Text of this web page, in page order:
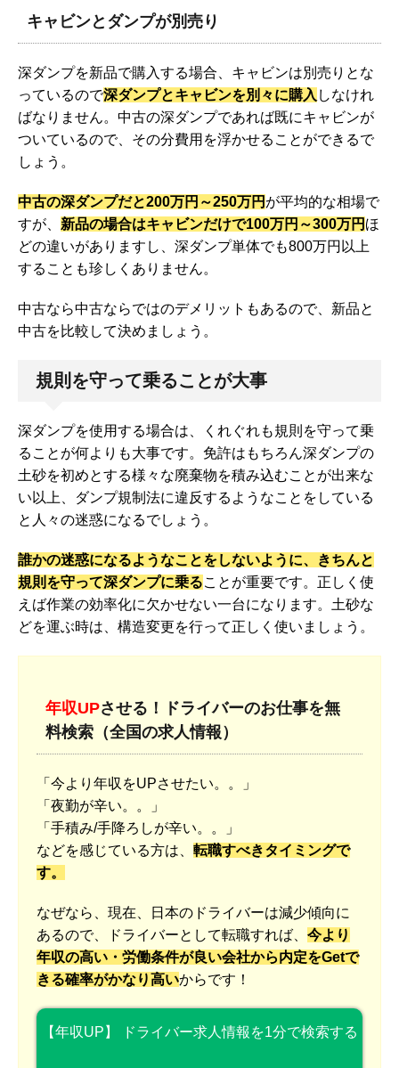
キャビンとダンプが別売り
深ダンプを新品で購入する場合、キャビンは別売りとな
っているので深ダンプとキャビンを別々に購入 しなけれ
ばなりません。中古の深ダンプであれば既にキャビンが
ついているので、その分費用を浮かせることができるで
しょう。
中古の深ダンプだと200万円～250万円 が平均的な相場で
すが、 新品の場合はキャビンだけで100万円～300万円 ほ
どの違いがありますし、深ダンプ単体でも800万円以上
することも珍しくありません。
中古なら中古ならではのデメリットもあるので、新品と
中古を比較して決めましょう。
規則を守って乗ることが大事
深ダンプを使用する場合は、くれぐれも規則を守って乗
ることが何よりも大事です。免許はもちろん深ダンプの
土砂を初めとする様々な廃棄物を積み込むことが出来な
い以上、ダンプ規制法に違反するようなことをしている
と人々の迷惑になるでしょう。
誰かの迷惑になるようなことをしないように、きちんと
規則を守って深ダンプに乗ることが重要です。正しく使
えば作業の効率化に欠かせない一台になります。土砂な
どを運ぶ時は、構造変更を行って正しく使いましょう。
年収UPさせる！ドライバーのお仕事を無
料検索（全国の求人情報）
「今より年収をUPさせたい。。」
「夜勤が辛い。。」
「手積み/手降ろしが辛い。。」
などを感じている方は、 転職すべきタイミングで
す。
なぜなら、現在、日本のドライバーは減少傾向に
あるので、ドライバーとして転職すれば、 今より
年収の高い・労働条件が良い会社から内定をGetで
きる確率がかなり高いからです！
【年収UP】 ドライバー求人情報を1分で検索する